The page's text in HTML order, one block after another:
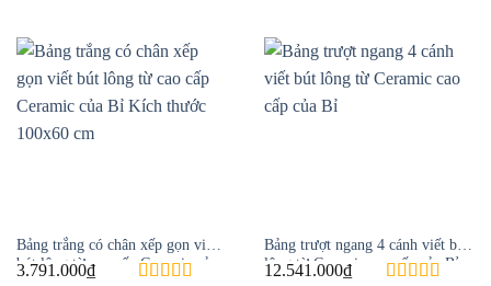
Bảng trắng có chân xếp gọn viết
bút lông từ cao cấp Ceramic của
Bỉ Kích thước 100×60 cm
3.791.000₫
Bảng trượt ngang 4 cánh viết bút
lông từ Ceramic cao cấp của Bỉ
12.541.000₫